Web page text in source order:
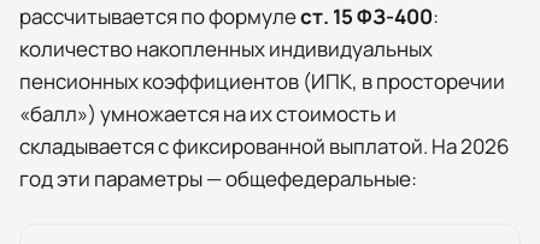
рассчитывается по формулест. 15 ФЗ-400:
количество накопленных индивидуальных
пенсионных коэффициентов (ИПК, в просторечии
«балл») умножается на их стоимость и
складывается с фиксированной выплатой. На2026
год эти параметры — общефедеральные: